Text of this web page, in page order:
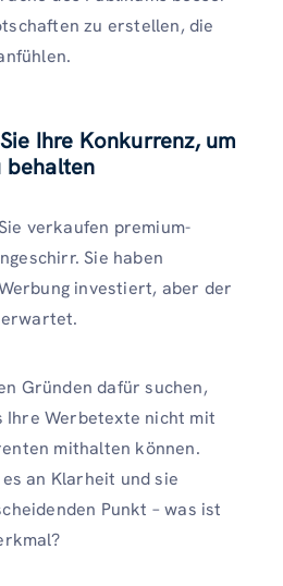
zu erstellen, die
Ihre Konkurrenz, um
behalten
verkaufen premium-
Sie haben
investiert, aber der
Gründen dafür suchen,
Ihre Werbetexte nicht mit
mithalten können.
an Klarheit und sie
Punkt – was ist